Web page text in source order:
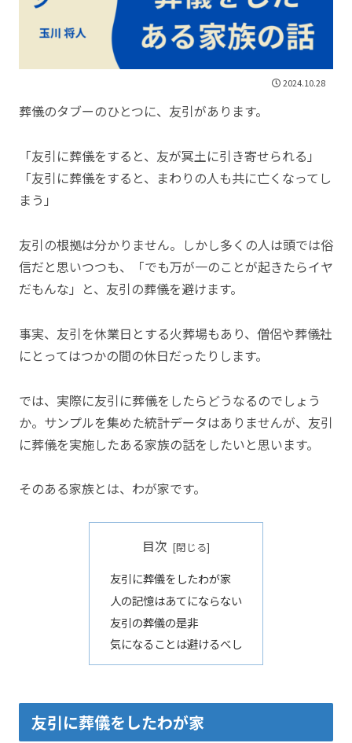
2024.10.28
葬儀のタブーのひとつに、友引があります。
「友引に葬儀をすると、友が冥土に引き寄せられる」
「友引に葬儀をすると、まわりの人も共に亡くなってし
まう」
友引の根拠は分かりません。しかし多くの人は頭では俗
信だと思いつつも、「でも万が一のことが起きたらイヤ
だもんな」と、友引の葬儀を避けます。
事実、友引を休業日とする火葬場もあり、僧侶や葬儀社
にとってはつかの間の休日だったりします。
では、実際に友引に葬儀をしたらどうなるのでしょう
か。サンプルを集めた統計データはありませんが、友引
に葬儀を実施したある家族の話をしたいと思います。
そのある家族とは、わが家です。
目次
友引に葬儀をしたわが家
人の記憶はあてにならない
友引の葬儀の是非
気になることは避けるべし
友引に葬儀をしたわが家